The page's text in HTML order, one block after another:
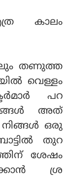
കാലം
തണുത്ത
വെള്ളം
പറ
അത്
നിങ്ങള്‍ ഒരു
തുറ
ശേഷം
ശ്ര